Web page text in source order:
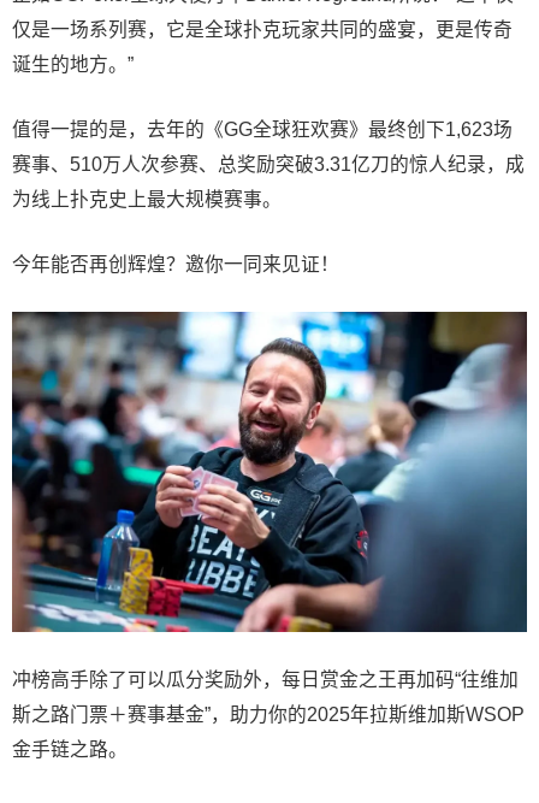
仅是一场系列赛，它是全球扑克玩家共同的盛宴，更是传奇
诞生的地方。”
值得一提的是，去年的《GG全球狂欢赛》最终创下1,623场
赛事、510万人次参赛、总奖励突破3.31亿刀的惊人纪录，成
为线上扑克史上最大规模赛事。
今年能否再创辉煌？邀你一同来见证！
冲榜高手除了可以瓜分奖励外，每日赏金之王再加码“往维加
斯之路门票＋赛事基金”，助力你的2025年拉斯维加斯WSOP
金手链之路。